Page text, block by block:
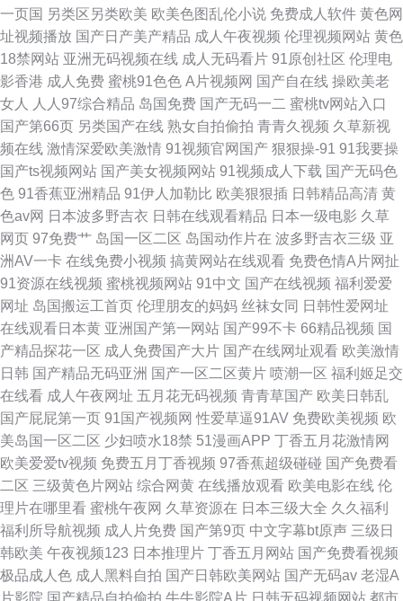
出 www黄色com 91肥BB导航在线 国产女a 亚洲色图手机版 自拍网国产在线
观看日韩欧美
一页国 另类区另类欧美 欧美色图乱伦小说 免费成人软件 黄色网
址视频播放 国产日产美产精品 成人午夜视频 伦理视频网站 黄色
18禁网站 亚洲无码视频在线 成人无码看片 91原创社区 伦理电
影香港 成人免费 蜜桃91色色 A片视频网 国产自在线 操欧美老
女人
人人97综合精品 岛国免费 国产无码一二 蜜桃tv网站入口
国产第66页 另类国产在线 熟女自拍偷拍 青青久视频 久草新视
频在线 激情深爱欧美激情 91视频官网国产 狠狠操-91 91我要操
国产ts视频网站 国产美女视频网站 91视频成人下载 国产无码色
色 91香蕉亚洲精品 91伊人加勒比 欧美狠狠插 日韩精品高清 黄
色av网 日本波多野吉衣 日韩在线观看精品 日本一级电影 久草
网页 97免费艹 岛国一区二区 岛国动作片在 波多野吉衣三级 亚
洲AV一卡 在线免费小视频 搞黄网站在线观看 免费色情A片网扯
91资源在线视频 蜜桃视频网站 91中文 国产在线视频 福利爱爱
网址 岛国搬运工首页 伦理朋友的妈妈 丝袜女同 日韩性爱网址
在线观看日本黄 亚洲国产第一网站 国产99不卡 66精品视频 国
产精品探花一区 成人免费国产大片 国产在线网址观看 欧美激情
日韩 国产精品无码亚洲 国产一区二区黄片 喷潮一区 福利姬足交
在线看 成人午夜网址 五月花无码视频 青青草国产 欧美日韩乱
国产屁屁第一页 91国产视频网 性爱草逼91AV 免费欧美视频 欧
美岛国一区二区 少妇喷水18禁 51漫画APP 丁香五月花激情网
欧美爱爱tv视频 免费五月丁香视频 97香蕉超级碰碰 国产免费看
二区 三级黄色片网站 综合网黄 在线播放观看 欧美电影在线 伦
理片在哪里看 蜜桃午夜网 久草资源在 日本三级大全 久久福利
福利所导航视频 成人片免费 国产第9页 中文字幕bt原声 三级日
韩欧美 午夜视频123 日本推理片 丁香五月网站 国产免费看视频
极品成人色 成人黑料自拍 国产日韩欧美网站 国产无码av 老湿A
片影院 国产精品自拍偷拍 牛牛影院A片 日韩无码视频网站 都市